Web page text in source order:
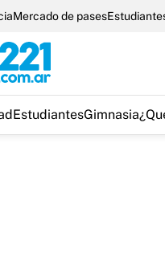
Mercado de pases
EstudiantesGimnasia